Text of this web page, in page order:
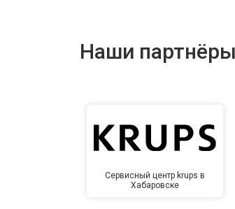
Наши партнёры
Сервисный центр krups в
Хабаровске